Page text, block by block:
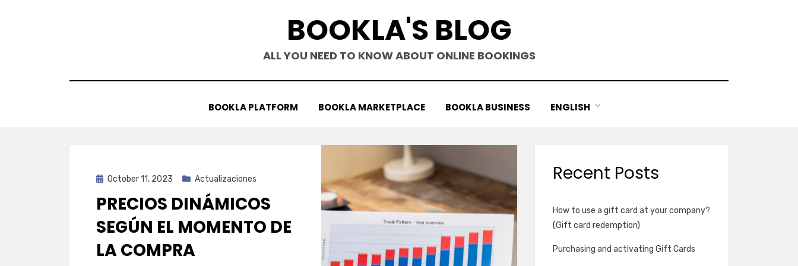
BOOKLA'S BLOG
ALL YOU NEED TO KNOW ABOUT ONLINE BOOKINGS
BOOKLA PLATFORM BOOKLA MARKETPLACE BOOKLA BUSINESS ENGLISH
Posted
October 11, 2023 Actualizaciones
PRECIOS DINÁMICOS
SEGÚN EL MOMENTO DE
LA COMPRA
Recent Posts
How to use a gift card at your company?
(Gift card redemption)
Purchasing and activating Gift Cards